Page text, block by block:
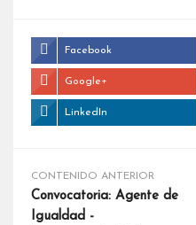
Facebook
Google+
LinkedIn
CONTENIDO ANTERIOR
Convocatoria: Agente de
Igualdad -